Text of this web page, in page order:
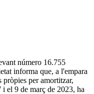
número 16.755
informa que, a l'empara
pròpies per amortitzar,
el 9 de març de 2023, ha